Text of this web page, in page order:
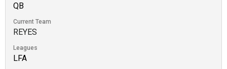
QB
Current Team
REYES
Leagues
LFA